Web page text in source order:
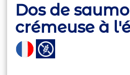
Dos de
crémeuse à